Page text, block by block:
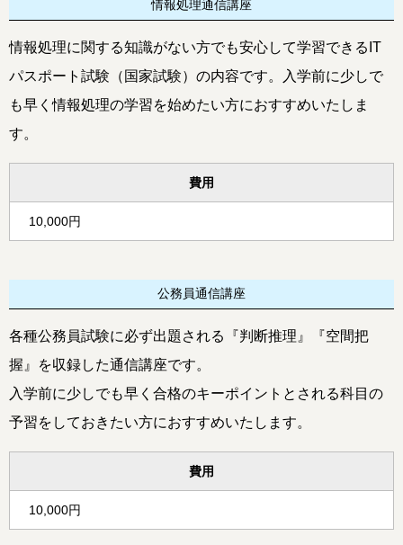
情報処理通信講座
情報処理に関する知識がない方でも安心して学習できるIT
パスポート試験（国家試験）の内容です。入学前に少しで
も早く情報処理の学習を始めたい方におすすめいたしま
す。
費用
10,000円
公務員通信講座
各種公務員試験に必ず出題される『判断推理』『空間把
握』を収録した通信講座です。
入学前に少しでも早く合格のキーポイントとされる科目の
予習をしておきたい方におすすめいたします。
費用
10,000円